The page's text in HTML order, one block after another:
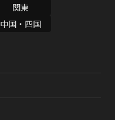
関東
中国・四国